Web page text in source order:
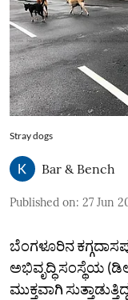
Stray dogs
Bar & Bench
Published on: 27 Jun
ಬೆಂಗಳೂರಿನ
ಅಭಿವೃದ್ಧಿ ಸಂಸ್ಥೆಯ
ಮುಕ್ತವಾಗಿ